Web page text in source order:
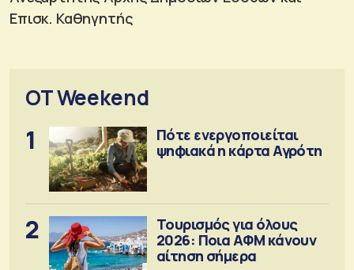
Επισκ. Καθηγητής
OT Weekend
1
Πότε ενεργοποιείται
ψηφιακά η κάρτα Αγρότη
2
Τουρισμός για όλους
2026: Ποια ΑΦΜ κάνουν
αίτηση σήμερα